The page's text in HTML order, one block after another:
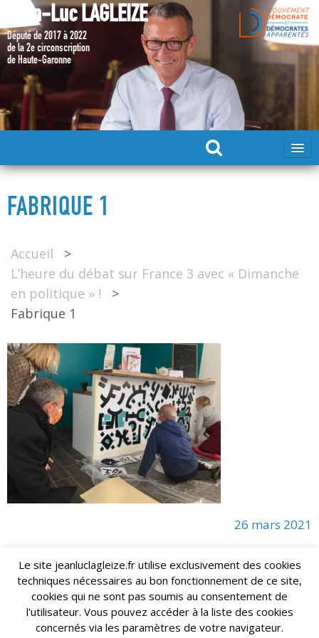
Jean-Luc LAGLEIZE
Député de 2017 à 2022
de la 2e circonscription
de Haute-Garonne
DÉPUTÉ 2017 – 2022
MES ACTIONS 2017 – 2022
FABRIQUE 1
Accueil
>
L’heure du débat sur France 3 avec « Dimanche
en politique » !
>
Fabrique 1
26 mars 2021
Jean-Luc LAGLEIZE - e-mail : lagleize2024@gmail.com
Mentions Légales- Copyright © 2024. Tous droits réservés.
Le site jeanluclagleize.fr utilise exclusivement des cookies
techniques nécessaires au bon fonctionnement de ce site,
cookies qui ne sont pas soumis au consentement de
l'utilisateur. Vous pouvez accéder à la liste des cookies
concernés via les paramètres de votre navigateur.